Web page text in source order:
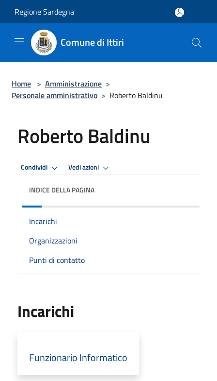
Regione Sardegna
Comune di Ittiri
Home > Amministrazione >
Personale amministrativo > Roberto Baldinu
Roberto Baldinu
Condividi Vedi azioni
INDICE DELLA PAGINA
Incarichi
Organizzazioni
Punti di contatto
Incarichi
Funzionario Informatico